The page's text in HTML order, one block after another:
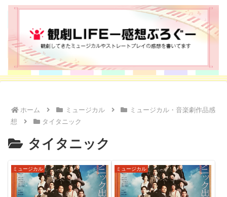
ホーム ミュージカル
ミュージカル・音楽劇作品感
想
タイタニック
タイタニック
ミュージカル ミュージカル